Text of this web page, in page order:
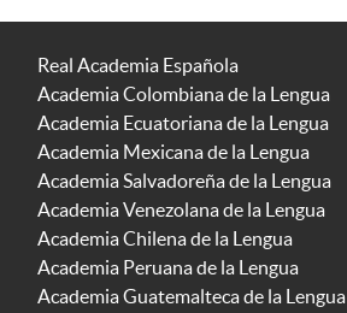
Real Academia Española
Academia Colombiana de la Lengua
Academia Ecuatoriana de la Lengua
Academia Mexicana de la Lengua
Academia Salvadoreña de la Lengua
Academia Venezolana de la Lengua
Academia Chilena de la Lengua
Academia Peruana de la Lengua
Academia Guatemalteca de la Lengua